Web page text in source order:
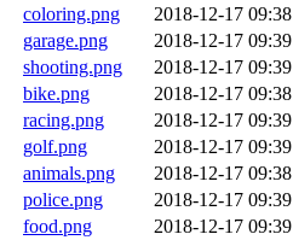
coloring.png
2018-12-17 09:38
garage.png
2018-12-17 09:39
shooting.png
2018-12-17 09:39
bike.png
2018-12-17 09:38
racing.png
2018-12-17 09:39
golf.png
2018-12-17 09:39
animals.png
2018-12-17 09:38
police.png
2018-12-17 09:39
food.png
2018-12-17 09:39